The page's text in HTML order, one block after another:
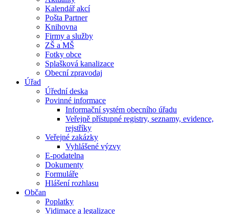
Kalendář akcí
Pošta Partner
Knihovna
Firmy a služby
ZŠ a MŠ
Fotky obce
Splašková kanalizace
Obecní zpravodaj
Úřad
Úřední deska
Povinné informace
Informační systém obecního úřadu
Veřejně přístupné registry, seznamy, evidence,
rejstříky
Veřejné zakázky
Vyhlášené výzvy
E-podatelna
Dokumenty
Formuláře
Hlášení rozhlasu
Občan
Poplatky
Vidimace a legalizace